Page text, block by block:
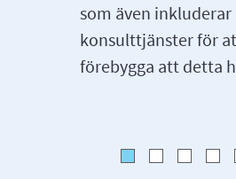
som även inkluderar
konsulttjänster för
förebygga att detta